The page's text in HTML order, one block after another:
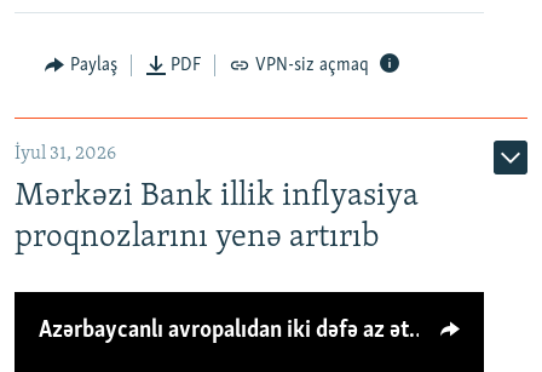
Paylaş PDF VPN-siz açmaq
İyul 31, 2026
Mərkəzi Bank illik inflyasiya
proqnozlarını yenə artırıb
Azərbaycanlı avropalıdan iki dəfə az ət yeyir, amma... 'Qiymət artımı qaçılmazdır'